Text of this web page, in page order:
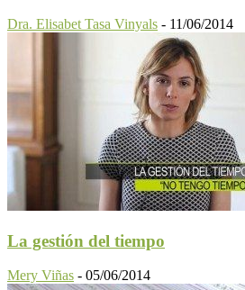
Dra. Elisabet Tasa Vinyals - 11/06/2014
La gestión del tiempo
Mery Viñas - 05/06/2014